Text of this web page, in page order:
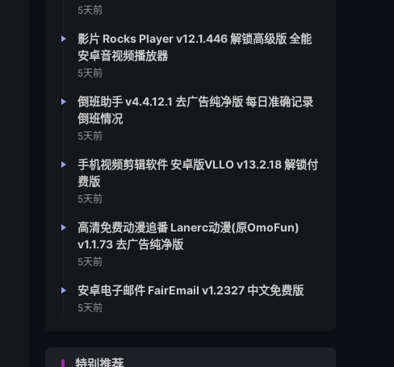
5天前
影片 Rocks Player v12.1.446 解锁高级版 全能
安卓音视频播放器
5天前
倒班助手 v4.4.12.1 去广告纯净版 每日准确记录
倒班情况
5天前
手机视频剪辑软件 安卓版VLLO v13.2.18 解锁付
费版
5天前
高清免费动漫追番 Lanerc动漫(原OmoFun)
v1.1.73 去广告纯净版
5天前
安卓电子邮件 FairEmail v1.2327 中文免费版
5天前